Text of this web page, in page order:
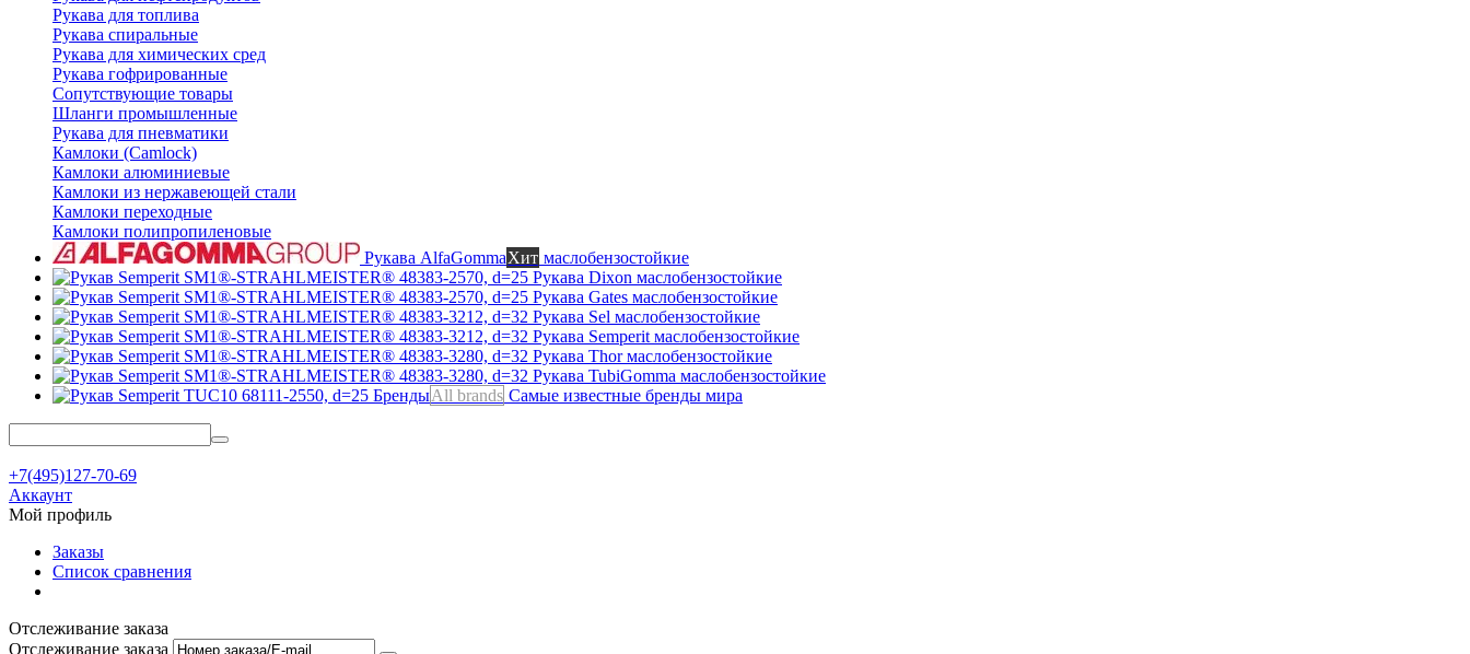
Рукава для топлива
Рукава спиральные
Рукава для химических сред
Рукава гофрированные
Сопутствующие товары
Шланги промышленные
Рукава для пневматики
Камлоки (Camlock)
Камлоки алюминиевые
Камлоки из нержавеющей стали
Камлоки переходные
Камлоки полипропиленовые
Рукава AlfaGommaХит маслобензостойкие
Рукава Dixon маслобензостойкие
Рукава Gates маслобензостойкие
Рукава Sel маслобензостойкие
Рукава Semperit маслобензостойкие
Рукава Thorмаслобензостойкие
Рукава TubiGomma маслобензостойкие
БрендыAll brands Самые известные бренды мира
+7(495)127-70-69
Аккаунт
Мой профиль
Заказы
Список сравнения
Отслеживание заказа
Отслеживание заказа